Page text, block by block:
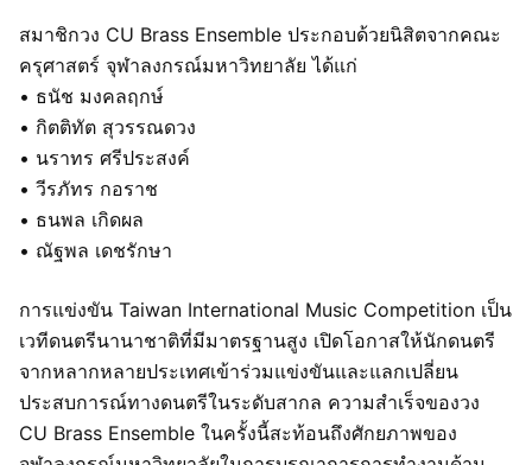
สมาชิกวง CU Brass Ensemble ประกอบด้วยนิสิตจากคณะ
ครุศาสตร์ จุฬาลงกรณ์มหาวิทยาลัย ได้แก่
• ธนัช มงคลฤกษ์
• กิตติทัต สุวรรณดวง
• นราทร ศรีประสงค์
• วีรภัทร กอราช
• ธนพล เกิดผล
• ณัฐพล เดชรักษา
การแข่งขัน Taiwan International Music Competition เป็น
เวทีดนตรีนานาชาติที่มีมาตรฐานสูง เปิดโอกาสให้นักดนตรี
จากหลากหลายประเทศเข้าร่วมแข่งขันและแลกเปลี่ยน
ประสบการณ์ทางดนตรีในระดับสากล ความสำเร็จของวง
CU Brass Ensemble ในครั้งนี้สะท้อนถึงศักยภาพของ